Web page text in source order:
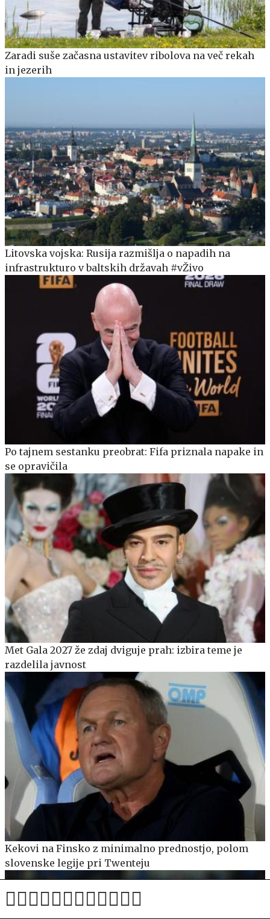
Zaradi suše začasna ustavitev ribolova na več rekah
in jezerih
Litovska vojska: Rusija razmišlja o napadih na
infrastrukturo v baltskih državah #vŽivo
Po tajnem sestanku preobrat: Fifa priznala napake in
se opravičila
Met Gala 2027 že zdaj dviguje prah: izbira teme je
razdelila javnost
Kekovi na Finsko z minimalno prednostjo, polom
slovenske legije pri Twenteju